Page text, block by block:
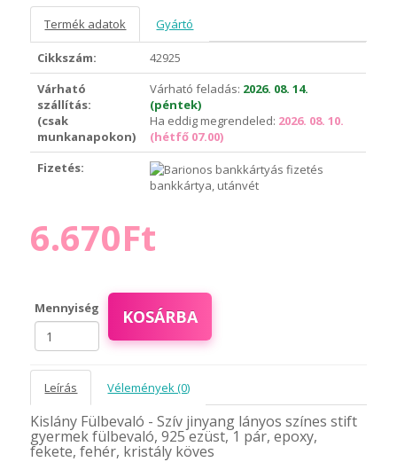
Termék adatok Gyártó
Cikkszám:
42925
Várható
szállítás:
(csak
munkanapokon)
Várható feladás: 2026. 08. 14.
(péntek)
Ha eddig megrendeled: 2026. 08. 10.
(hétfő 07.00)
Fizetés:
bankkártya, utánvét
6.670Ft
Mennyiség KOSÁRBA
Leírás Vélemények (0)
Kislány Fülbevaló - Szív jinyang lányos színes stift
gyermek fülbevaló, 925 ezüst, 1 pár, epoxy,
fekete, fehér, kristály köves